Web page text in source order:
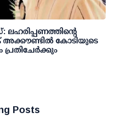
അക്കൗണ്ടില്‍ കോടിയുടെ
പ്രതിചേര്‍ക്കും
Posts